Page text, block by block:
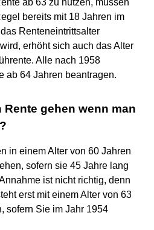
bereits mit 18 Jahren im
Renteneintrittsalter
erhöht sich auch das Alter
Alle nach 1958
ab 64 Jahren beantragen.
Rente gehen wenn man
in einem Alter von 60 Jahren
sofern sie 45 Jahre lang
ist nicht richtig, denn
erst mit einem Alter von 63
sofern Sie im Jahr 1954